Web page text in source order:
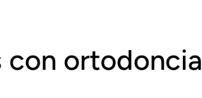
con ortodoncia